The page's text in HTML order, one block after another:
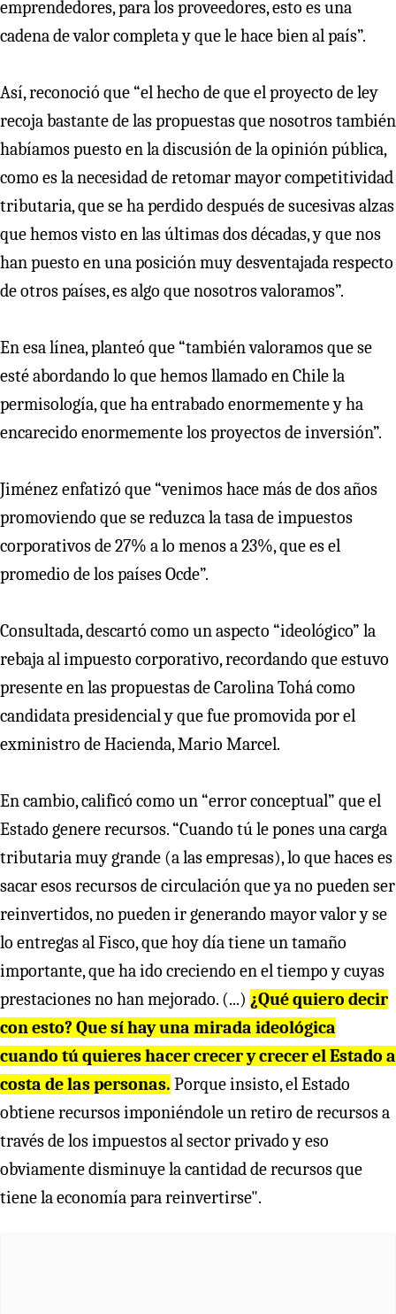
emprendedores, para los proveedores, esto es una
cadena de valor completa y que le hace bien al país”.
Así, reconoció que “el hecho de que el proyecto de ley
recoja bastante de las propuestas que nosotros también
habíamos puesto en la discusión de la opinión pública,
como es la necesidad de retomar mayor competitividad
tributaria, que se ha perdido después de sucesivas alzas
que hemos visto en las últimas dos décadas, y que nos
han puesto en una posición muy desventajada respecto
de otros países, es algo que nosotros valoramos”.
En esa línea, planteó que “también valoramos que se
esté abordando lo que hemos llamado en Chile la
permisología, que ha entrabado enormemente y ha
encarecido enormemente los proyectos de inversión”.
Jiménez enfatizó que “venimos hace más de dos años
promoviendo que se reduzca la tasa de impuestos
corporativos de 27% a lo menos a 23%, que es el
promedio de los países Ocde”.
Consultada, descartó como un aspecto “ideológico” la
rebaja al impuesto corporativo, recordando que estuvo
presente en las propuestas de Carolina Tohá como
candidata presidencial y que fue promovida por el
exministro de Hacienda, Mario Marcel.
En cambio, calificó como un “error conceptual” que el
Estado genere recursos. “Cuando tú le pones una carga
tributaria muy grande (a las empresas), lo que haces es
sacar esos recursos de circulación que ya no pueden ser
reinvertidos, no pueden ir generando mayor valor y se
lo entregas al Fisco, que hoy día tiene un tamaño
importante, que ha ido creciendo en el tiempo y cuyas
prestaciones no han mejorado. (...) ¿Qué quiero decir
con esto? Que sí hay una mirada ideológica
cuando tú quieres hacer crecer y crecer el Estado a
costa de las personas. Porque insisto, el Estado
obtiene recursos imponiéndole un retiro de recursos a
través de los impuestos al sector privado y eso
obviamente disminuye la cantidad de recursos que
tiene la economía para reinvertirse".